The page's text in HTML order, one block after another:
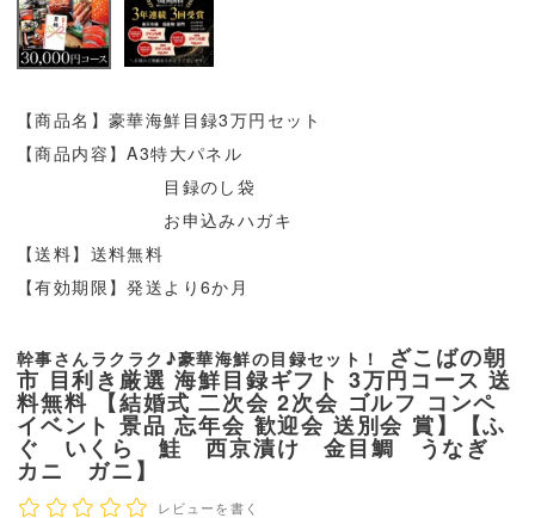
【商品名】豪華海鮮目録3万円セット
【商品内容】A3特大パネル
目録のし袋
お申込みハガキ
【送料】送料無料
【有効期限】発送より6か月
幹事さんラクラク♪豪華海鮮の目録セット！ ざこばの朝
市 目利き厳選 海鮮目録ギフト 3万円コース 送
料無料 【結婚式 二次会 2次会 ゴルフ コンペ
イベント 景品 忘年会 歓迎会 送別会 賞】【ふ
ぐ いくら 鮭 西京漬け 金目鯛 うなぎ
カニ ガニ】
レビューを書く